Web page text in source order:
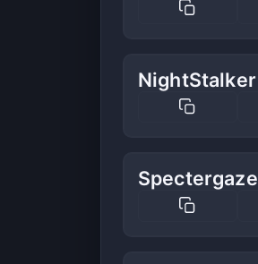
NightStalker
Spectergaze